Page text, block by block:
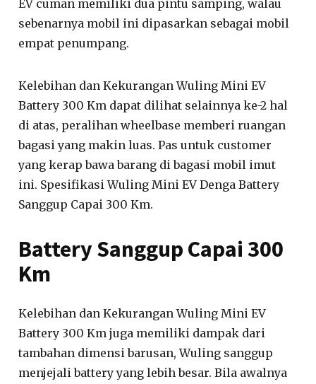
EV cuman memiliki dua pintu samping, walau
sebenarnya mobil ini dipasarkan sebagai mobil
empat penumpang.
Kelebihan dan Kekurangan Wuling Mini EV
Battery 300 Km dapat dilihat selainnya ke-2 hal
di atas, peralihan wheelbase memberi ruangan
bagasi yang makin luas. Pas untuk customer
yang kerap bawa barang di bagasi mobil imut
ini. Spesifikasi Wuling Mini EV Denga Battery
Sanggup Capai 300 Km.
Battery Sanggup Capai 300
Km
Kelebihan dan Kekurangan Wuling Mini EV
Battery 300 Km juga memiliki dampak dari
tambahan dimensi barusan, Wuling sanggup
menjejali battery yang lebih besar. Bila awalnya